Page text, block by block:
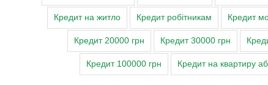
Кредит на житло Кредит робітникам Кредит
Кредит 20000 грн Кредит 30000 грн
Кредит 100000 грн Кредит на квартиру